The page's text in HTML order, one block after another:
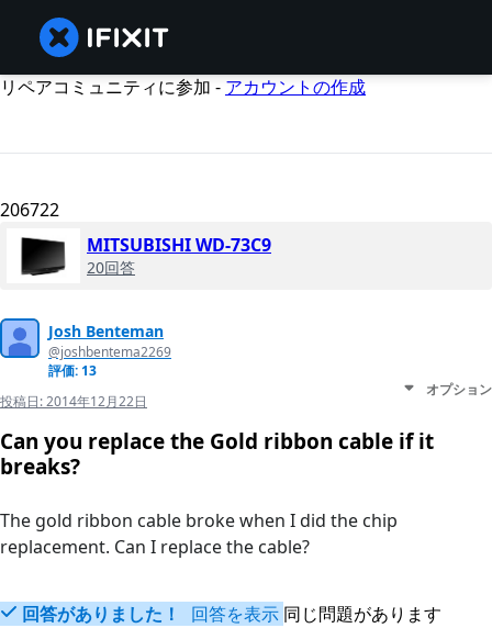
リペアコミュニティに参加 - アカウントの作成
206722
MITSUBISHI WD-73C9
20回答
Josh Benteman
@joshbentema2269
評価: 13
投稿日:2014年12月22日
オプション
Can you replace the Gold ribbon cable if it
breaks?
The gold ribbon cable broke when I did the chip
replacement. Can I replace the cable?
回答がありました！ 回答を表示 同じ問題があります